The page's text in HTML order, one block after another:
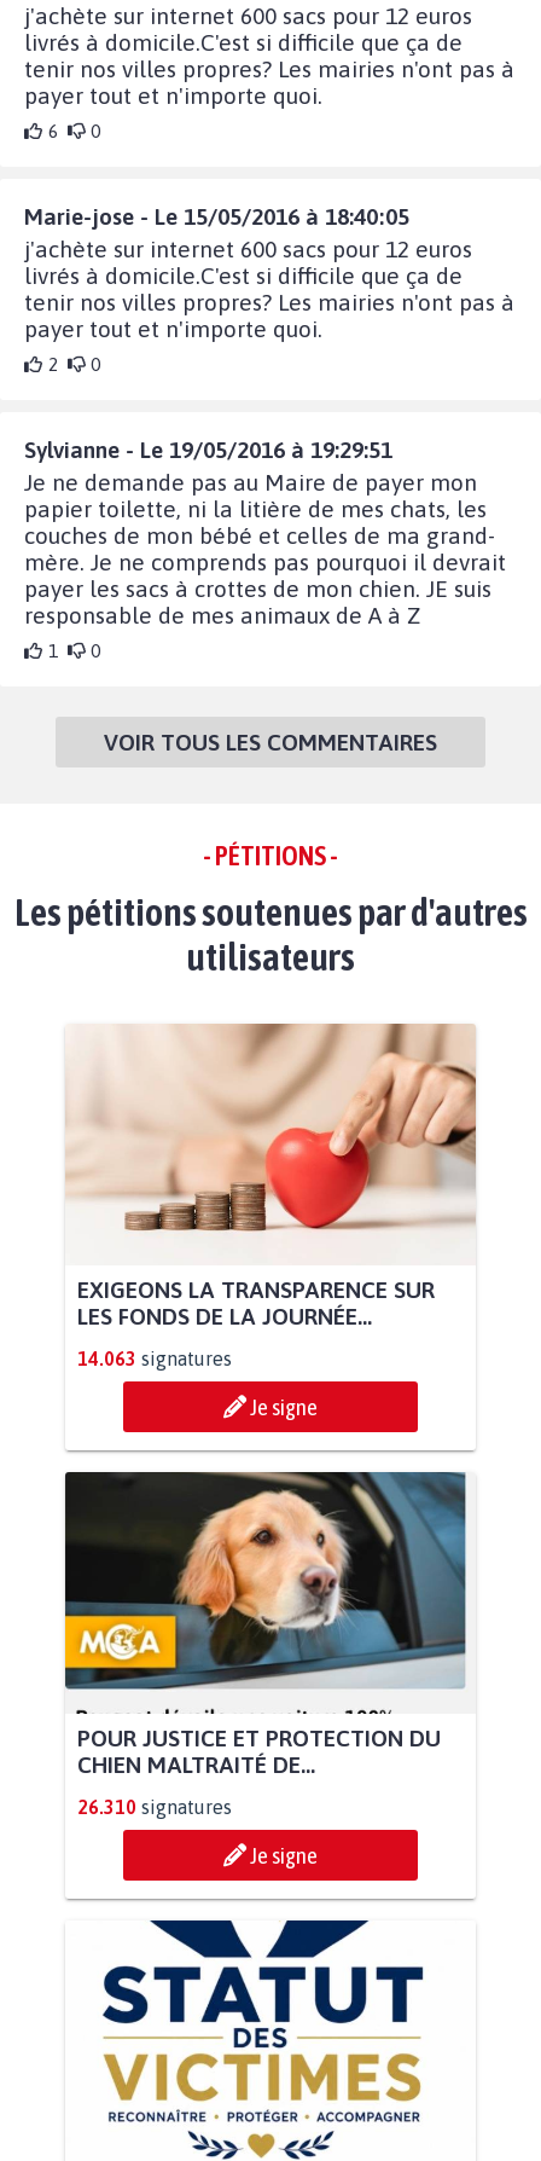
j'achète sur internet 600 sacs pour 12 euros
livrés à domicile.C'est si difficile que ça de
tenir nos villes propres? Les mairies n'ont pas à
payer tout et n'importe quoi.
6 0
Marie-jose - Le 15/05/2016 à 18:40:05
j'achète sur internet 600 sacs pour 12 euros
livrés à domicile.C'est si difficile que ça de
tenir nos villes propres? Les mairies n'ont pas à
payer tout et n'importe quoi.
2 0
Sylvianne - Le 19/05/2016 à 19:29:51
Je ne demande pas au Maire de payer mon
papier toilette, ni la litière de mes chats, les
couches de mon bébé et celles de ma grand-
mère. Je ne comprends pas pourquoi il devrait
payer les sacs à crottes de mon chien. JE suis
responsable de mes animaux de A à Z
1 0
VOIR TOUS LES COMMENTAIRES
- PÉTITIONS -
Les pétitions soutenues par d'autres
utilisateurs
EXIGEONS LA TRANSPARENCE SUR
LES FONDS DE LA JOURNÉE...
14.063 signatures
Je signe
POUR JUSTICE ET PROTECTION DU
CHIEN MALTRAITÉ DE...
26.310 signatures
Je signe